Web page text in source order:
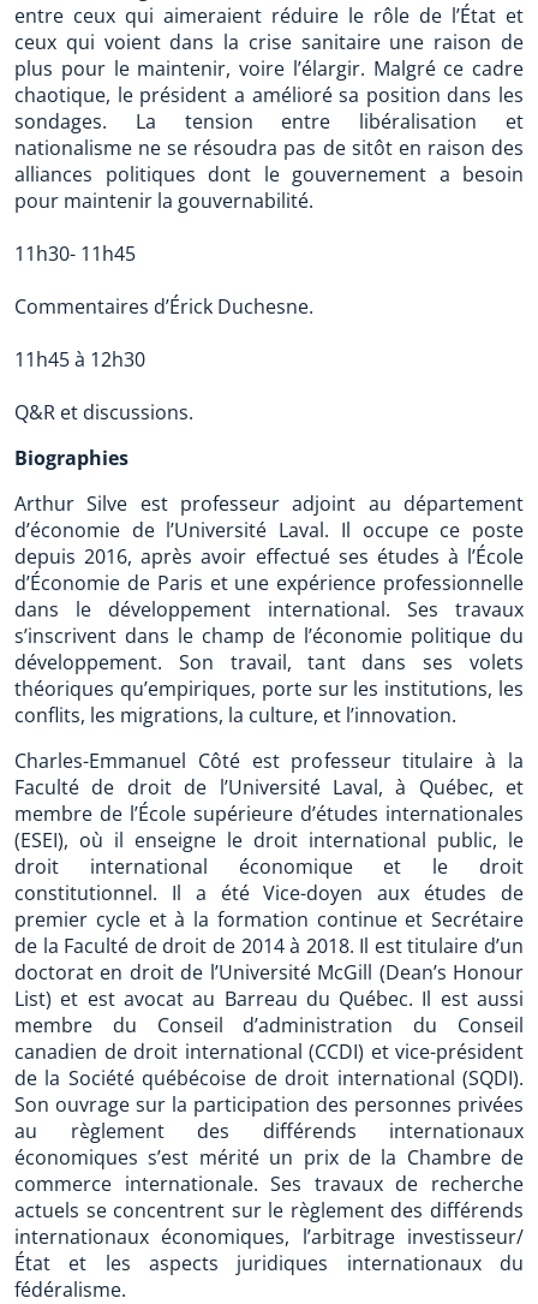
entre ceux qui aimeraient réduire le rôle de l’État et
ceux qui voient dans la crise sanitaire une raison de
plus pour le maintenir, voire l’élargir. Malgré ce cadre
chaotique, le président a amélioré sa position dans les
sondages. La tension entre libéralisation et
nationalisme ne se résoudra pas de sitôt en raison des
alliances politiques dont le gouvernement a besoin
pour maintenir la gouvernabilité.
11h30- 11h45
Commentaires d’Érick Duchesne.
11h45 à 12h30
Q&R et discussions.
Biographies
Arthur Silve est professeur adjoint au département
d’économie de l’Université Laval. Il occupe ce poste
depuis 2016, après avoir effectué ses études à l’École
d’Économie de Paris et une expérience professionnelle
dans le développement international. Ses travaux
s’inscrivent dans le champ de l’économie politique du
développement. Son travail, tant dans ses volets
théoriques qu’empiriques, porte sur les institutions, les
conflits, les migrations, la culture, et l’innovation.
Charles-Emmanuel Côté est professeur titulaire à la
Faculté de droit de l’Université Laval, à Québec, et
membre de l’École supérieure d’études internationales
(ESEI), où il enseigne le droit international public, le
droit international économique et le droit
constitutionnel. Il a été Vice-doyen aux études de
premier cycle et à la formation continue et Secrétaire
de la Faculté de droit de 2014 à 2018. Il est titulaire d’un
doctorat en droit de l’Université McGill (Dean’s Honour
List) et est avocat au Barreau du Québec. Il est aussi
membre du Conseil d’administration du Conseil
canadien de droit international (CCDI) et vice-président
de la Société québécoise de droit international (SQDI).
Son ouvrage sur la participation des personnes privées
au règlement des différends internationaux
économiques s’est mérité un prix de la Chambre de
commerce internationale. Ses travaux de recherche
actuels se concentrent sur le règlement des différends
internationaux économiques, l’arbitrage investisseur/
État et les aspects juridiques internationaux du
fédéralisme.